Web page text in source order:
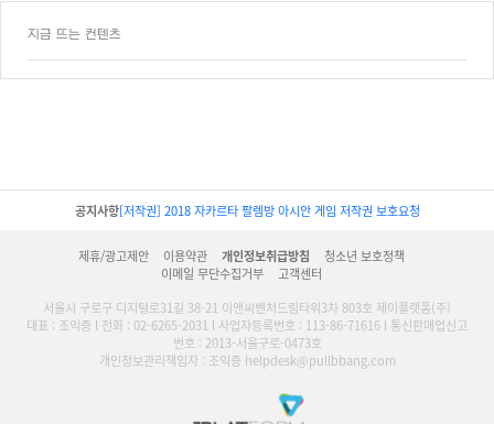
지금 뜨는 컨텐츠
공지사항[저작권] 2018 자카르타 팔렘방 아시안 게임 저작권 보호요청
제휴/광고제안 이용약관 개인정보취급방침
청소년 보호정책
이메일 무단수집거부
고객센터
서울시 구로구 디지털로31길 38-21 이앤씨벤처드림타워3차 803호 제이플랫폼(주)
대표 : 조익증 l 전화 : 02-6265-2031 l 사업자등록번호 : 113-86-71616 l 통신판매업신고
번호 : 2013-서울구로-0473호
개인정보관리책임자 : 조익증 helpdesk@pullbbang.com